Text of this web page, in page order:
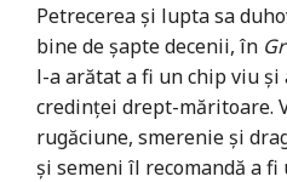
Petrecerea și lupta sa
bine de șapte decenii, în
l-a arătat a fi un chip viu
credinței drept-măritoare.
rugăciune, smerenie și
și semeni îl recomandă a